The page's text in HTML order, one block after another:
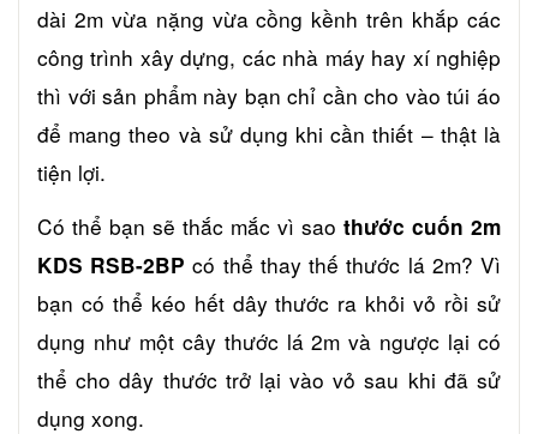
dài 2m vừa nặng vừa cồng kềnh trên khắp các
công trình xây dựng, các nhà máy hay xí nghiệp
thì với sản phẩm này bạn chỉ cần cho vào túi áo
để mang theo và sử dụng khi cần thiết – thật là
tiện lợi.
Có thể bạn sẽ thắc mắc vì sao thước cuốn 2m
KDS RSB-2BPcó thể thay thế thước lá 2m? Vì
bạn có thể kéo hết dây thước ra khỏi vỏ rồi sử
dụng như một cây thước lá 2m và ngược lại có
thể cho dây thước trở lại vào vỏ sau khi đã sử
dụng xong.